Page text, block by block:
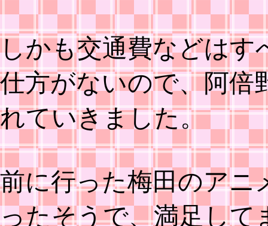
しかも交通費などはす
仕方がないので、阿倍
れていきました。
前に行った梅田のアニ
ったそうで、満足して